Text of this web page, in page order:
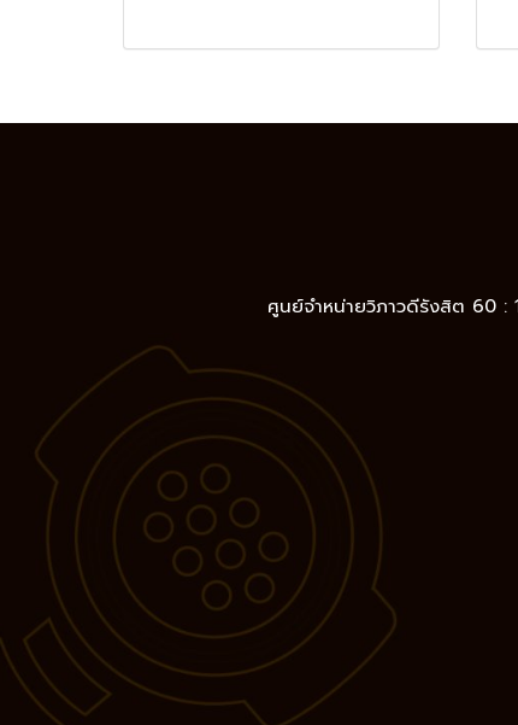
ศูนย์จำหน่ายวิภาวดีรังสิต 60 :